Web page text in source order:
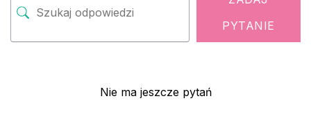
PYTANIE
Nie ma jeszcze pytań